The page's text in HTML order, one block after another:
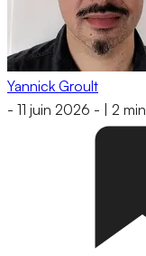
Yannick Groult
- 11 juin 2026 - 2 min